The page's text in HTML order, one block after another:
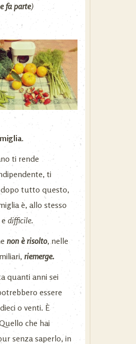
fa parte)
.
ti rende
ti
tutto questo,
è, allo stesso
difficile.
non è risolto, nelle
riemerge.
quanti anni sei
essere
o venti. È
che hai
senza saperlo, in